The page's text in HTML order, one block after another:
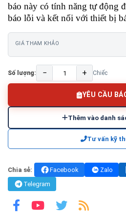
báo này có tính năng tự động
báo lỗi và kết nối với thiết bị
GIÁ THAM KHẢO
Số lượng: − + Chiếc
YÊU CẦU
Thêm vào danh
Tư vấn kỹ
Chia sẻ: Facebook Zalo
Telegram